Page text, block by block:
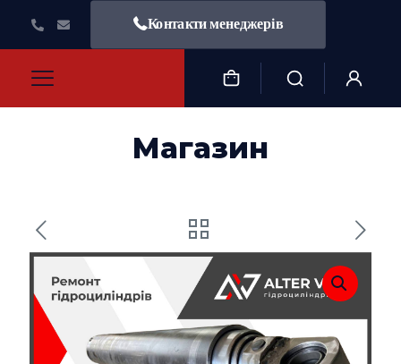
Контакти менеджерів
Магазин